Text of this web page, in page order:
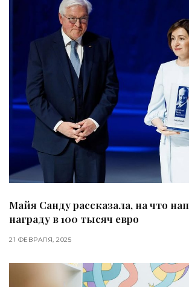
Майя Санду рассказала, на что
награду в 100 тысяч евро
21 ФЕВРАЛЯ, 2025